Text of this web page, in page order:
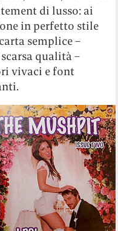
di lusso: ai
in perfetto stile
semplice –
qualità –
vivaci e font